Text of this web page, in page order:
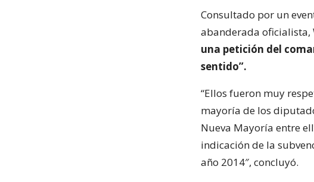
Consultado por un
abanderada oficialista,
una petición del
sentido”.
“Ellos fueron muy
mayoría de los
Nueva Mayoría entre
indicación de la
año 2014″, concluyó.